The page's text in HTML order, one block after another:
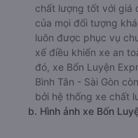
chất lượng tốt với giá
của mọi đối tượng
luôn được phục vụ
xế điều khiển xe an
đó, xe Bốn Luyện
Bình Tân - Sài Gòn
bởi hệ thống xe chất
b. Hình ảnh xe Bốn